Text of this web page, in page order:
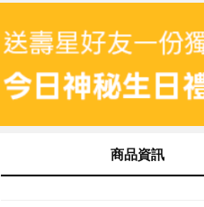
商品資訊